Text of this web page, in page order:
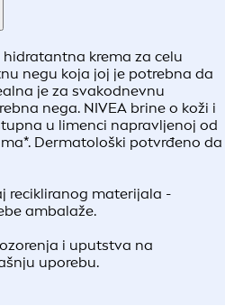
krema za celu
negu koja joj je potrebna da
je za svakodnevnu
nega. NIVEA brine o koži i
u limenci napravljenoj od
Dermatološki potvrđeno da
recikliranog materijala -
ambalaže.
i uputstva na
uporebu.